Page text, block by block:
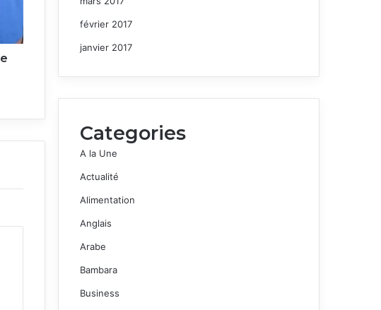
février 2017
janvier 2017
Categories
A la Une
Actualité
Alimentation
Anglais
Arabe
Bambara
Business